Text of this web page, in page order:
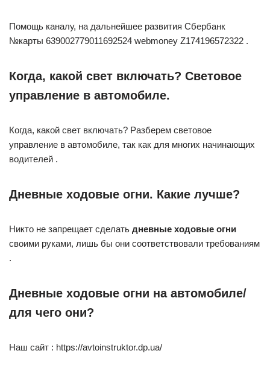
Помощь каналу, на дальнейшее развития Сбербанк
№карты 639002779011692524 webmoney Z174196572322 .
Когда, какой свет включать? Световое
управление в автомобиле.
Когда, какой свет включать? Разберем световое
управление в автомобиле, так как для многих начинающих
водителей .
Дневные ходовые огни. Какие лучше?
Никто не запрещает сделать дневные ходовые огни
своими руками, лишь бы они соответствовали требованиям
.
Дневные ходовые огни на автомобиле/
для чего они?
Наш сайт : https://avtoinstruktor.dp.ua/